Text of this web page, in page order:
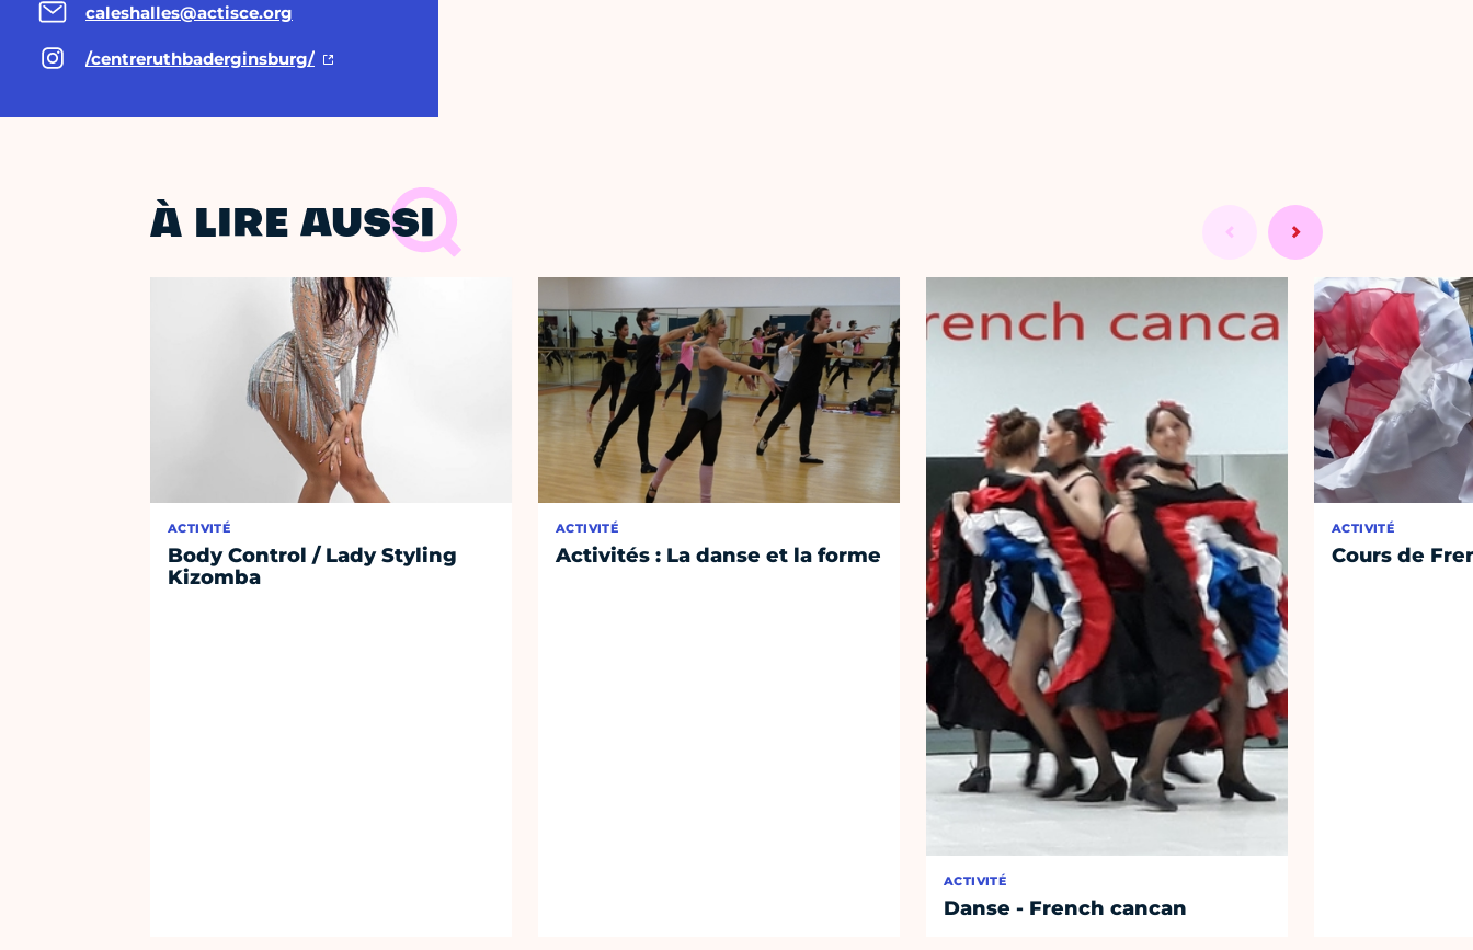
caleshalles@actisce.org
/centreruthbaderginsburg/
À LIRE AUSSI
ACTIVITÉ
Body Control / Lady Styling
Kizomba
ACTIVITÉ
Activités : La danse et la forme
ACTIVITÉ
Danse - French cancan
ACTIVITÉ
Cours de